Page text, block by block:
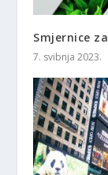
Smjernice
7. svibnja 2023.